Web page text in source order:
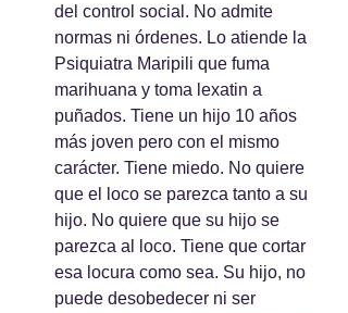
del control social. No admite
normas ni órdenes. Lo atiende la
Psiquiatra Maripili que fuma
marihuana y toma lexatin a
puñados. Tiene un hijo 10 años
más joven pero con el mismo
carácter. Tiene miedo. No quiere
que el loco se parezca tanto a su
hijo. No quiere que su hijo se
parezca al loco. Tiene que cortar
esa locura como sea. Su hijo, no
puede desobedecer ni ser